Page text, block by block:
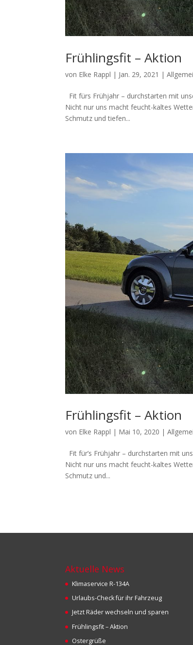
Frühlingsfit – Aktion
von Elke Rappl | Jan. 29, 2021 |
Fit fürs Frühjahr – durchstarten mit
Nicht nur uns macht feucht-kaltes
Schmutz und tiefen...
Frühlingsfit – Aktion
von Elke Rappl | Mai 10, 2020 |
Fit für’s Frühjahr – durchstarten mit
Nicht nur uns macht feucht-kaltes
Schmutz und...
Aktuelle News
Klimaservice R-134A
Urlaubs-Check für ihr Fahrzeug
Jetzt Räder wechseln und sparen
Frühlingsfit – Aktion
Ostergrüße